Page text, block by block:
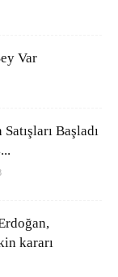
Var
Başladı
kararı